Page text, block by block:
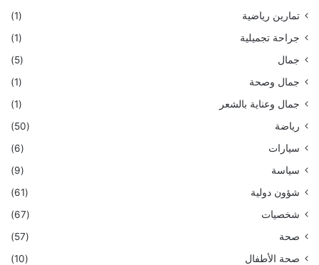
تمارين رياضية
(1)
جراحة تجميلية
(1)
جمال
(5)
جمال وصحة
(1)
جمال وعناية بالشعر
(1)
رياضة
(50)
سيارات
(6)
سياسة
(9)
شؤون دولية
(61)
شخصيات
(67)
صحة
(57)
صحة الأطفال
(10)